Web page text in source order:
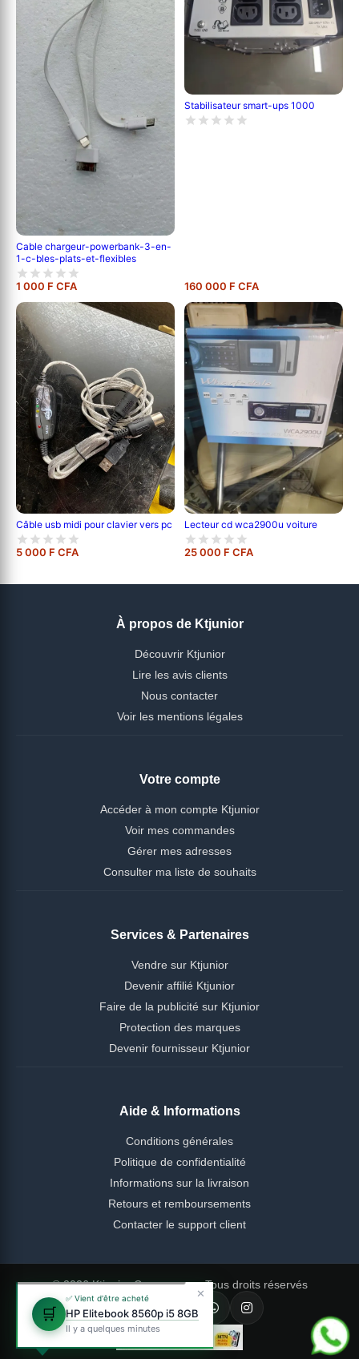
Cable chargeur-powerbank-3-en-
1-c-bles-plats-et-flexibles
1 000 F CFA
Stabilisateur smart-ups 1000
160 000 F CFA
Câble usb midi pour clavier vers pc
5 000 F CFA
Lecteur cd wca2900u voiture
25 000 F CFA
À propos de Ktjunior
Découvrir Ktjunior
Lire les avis clients
Nous contacter
Voir les mentions légales
Votre compte
Accéder à mon compte Ktjunior
Voir mes commandes
Gérer mes adresses
Consulter ma liste de souhaits
Services & Partenaires
Vendre sur Ktjunior
Devenir affilié Ktjunior
Faire de la publicité sur Ktjunior
Protection des marques
Devenir fournisseur Ktjunior
Aide & Informations
Conditions générales
Politique de confidentialité
Informations sur la livraison
Retours et remboursements
Contacter le support client
© 2026 Ktjunior Cameroun — Tous droits réservés
🛒
✅ Vient d'être acheté
HP Elitebook 8560p i5 8GB
Il y a quelques minutes
✕